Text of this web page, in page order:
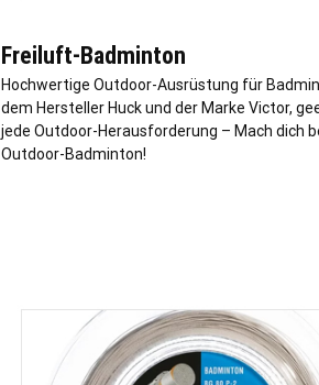
Freiluft-Badminton
Hochwertige Outdoor-Ausrüstung für
dem Hersteller Huck und der Marke Victor,
jede Outdoor-Herausforderung – Mach dich
Outdoor-Badminton!